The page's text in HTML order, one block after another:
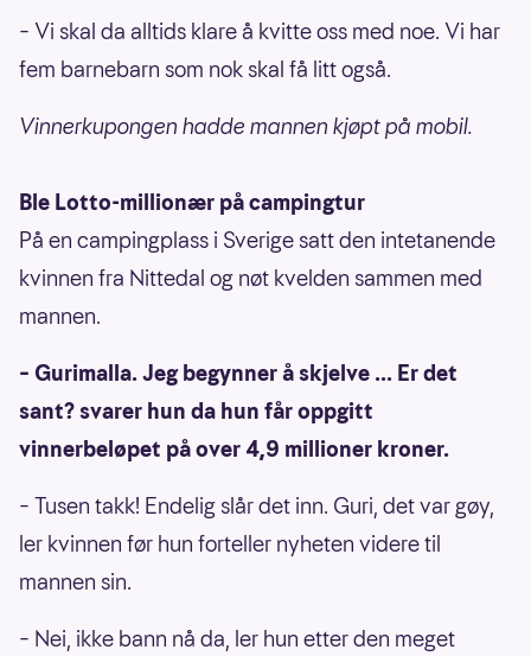
– Vi skal da alltids klare å kvitte oss med noe. Vi har
fem barnebarn som nok skal få litt også.
Vinnerkupongen hadde mannen kjøpt på mobil.
Ble Lotto-millionær på campingtur
På en campingplass i Sverige satt den intetanende
kvinnen fra Nittedal og nøt kvelden sammen med
mannen.
– Gurimalla. Jeg begynner å skjelve ... Er det
sant? svarer hun da hun får oppgitt
vinnerbeløpet på over 4,9 millioner kroner.
– Tusen takk! Endelig slår det inn. Guri, det var gøy,
ler kvinnen før hun forteller nyheten videre til
mannen sin.
– Nei, ikke bann nå da, ler hun etter den meget